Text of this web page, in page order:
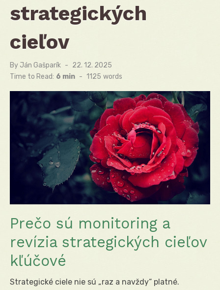
strategických
cieľov
By Ján Gašparík
Posted
on
22. 12. 2025
Time to Read: 6 min - 1125 words
Prečo sú monitoring a
revízia strategických cieľov
kľúčové
Strategické ciele nie sú „raz a navždy“ platné.